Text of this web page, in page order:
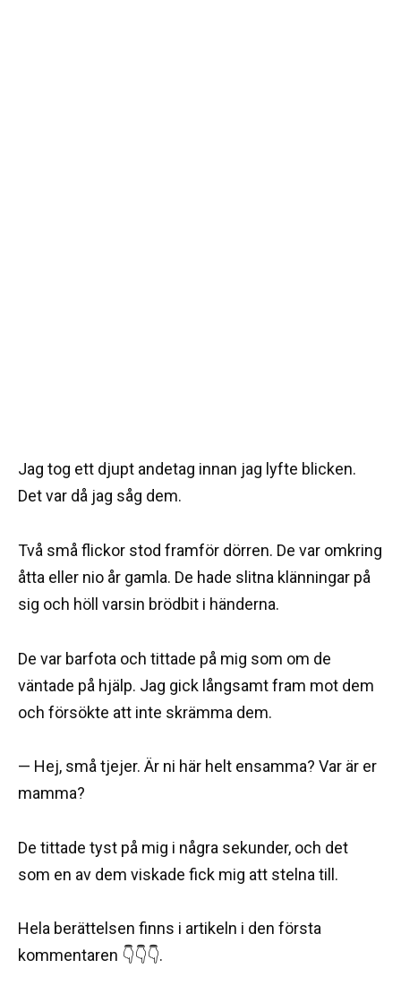
Jag tog ett djupt andetag innan jag lyfte blicken.
Det var då jag såg dem.
Två små flickor stod framför dörren. De var omkring
åtta eller nio år gamla. De hade slitna klänningar på
sig och höll varsin brödbit i händerna.
De var barfota och tittade på mig som om de
väntade på hjälp. Jag gick långsamt fram mot dem
och försökte att inte skrämma dem.
— Hej, små tjejer. Är ni här helt ensamma? Var är er
mamma?
De tittade tyst på mig i några sekunder, och det
som en av dem viskade fick mig att stelna till.
Hela berättelsen finns i artikeln i den första
kommentaren 👇👇👇.